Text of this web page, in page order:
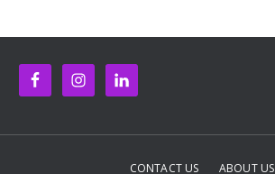
CONTACT US ABOUT US